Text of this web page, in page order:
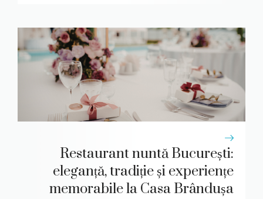
Restaurant nuntă București:
eleganță, tradiție și experiențe
memorabile la Casa Brândușa